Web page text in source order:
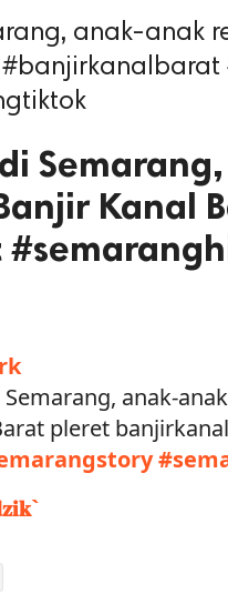
anak-anak
Kanal
anak-
pleret